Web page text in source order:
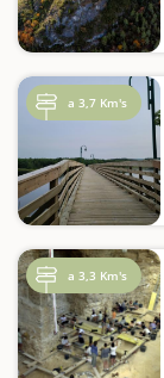
a 3,7 Km's
a 3,3 Km's